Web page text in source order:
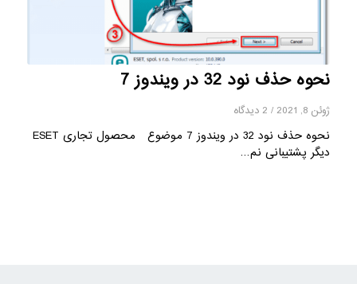
نحوه حذف نود 32 در ویندوز 7
ژوئن 8, 2021 / 2 دیدگاه
نحوه حذف نود 32 در ویندوز 7 موضوع محصول تجاری ESET
دیگر پشتیبانی نم…